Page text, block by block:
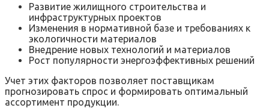
Развитие жилищного строительства и
инфраструктурных проектов
Изменения в нормативной базе и требованиях к
экологичности материалов
Внедрение новых технологий и материалов
Рост популярности энергоэффективных решений
Учет этих факторов позволяет поставщикам
прогнозировать спрос и формировать оптимальный
ассортимент продукции.